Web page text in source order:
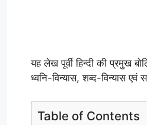
यह लेख पूर्वी हिन्दी की प्रमुख
ध्वनि-विन्यास, शब्द-विन्यास एवं
Table of Contents